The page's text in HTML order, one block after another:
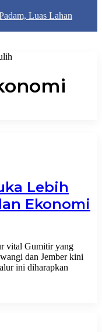
Luas Lahan
Lebih
Ekonomi
vital Gumitir yang
dan Jember kini
ini diharapkan